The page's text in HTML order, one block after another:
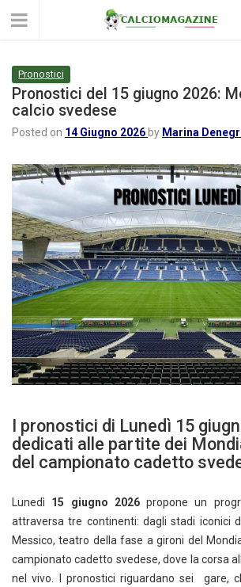
Pronostici
Pronostici del 15 giugno 2026:
calcio svedese
Posted on 14 Giugno 2026 by Marina
I pronostici di Lunedì 15
dedicati alle partite dei
del campionato cadetto
Lunedì 15 giugno 2026propone un
attraversa tre continenti: dagli stadi iconici
Messico, teatro della fase a gironi del
campionato cadetto svedese, dove la corsa
nel vivo. I pronostici riguardano sei gare,